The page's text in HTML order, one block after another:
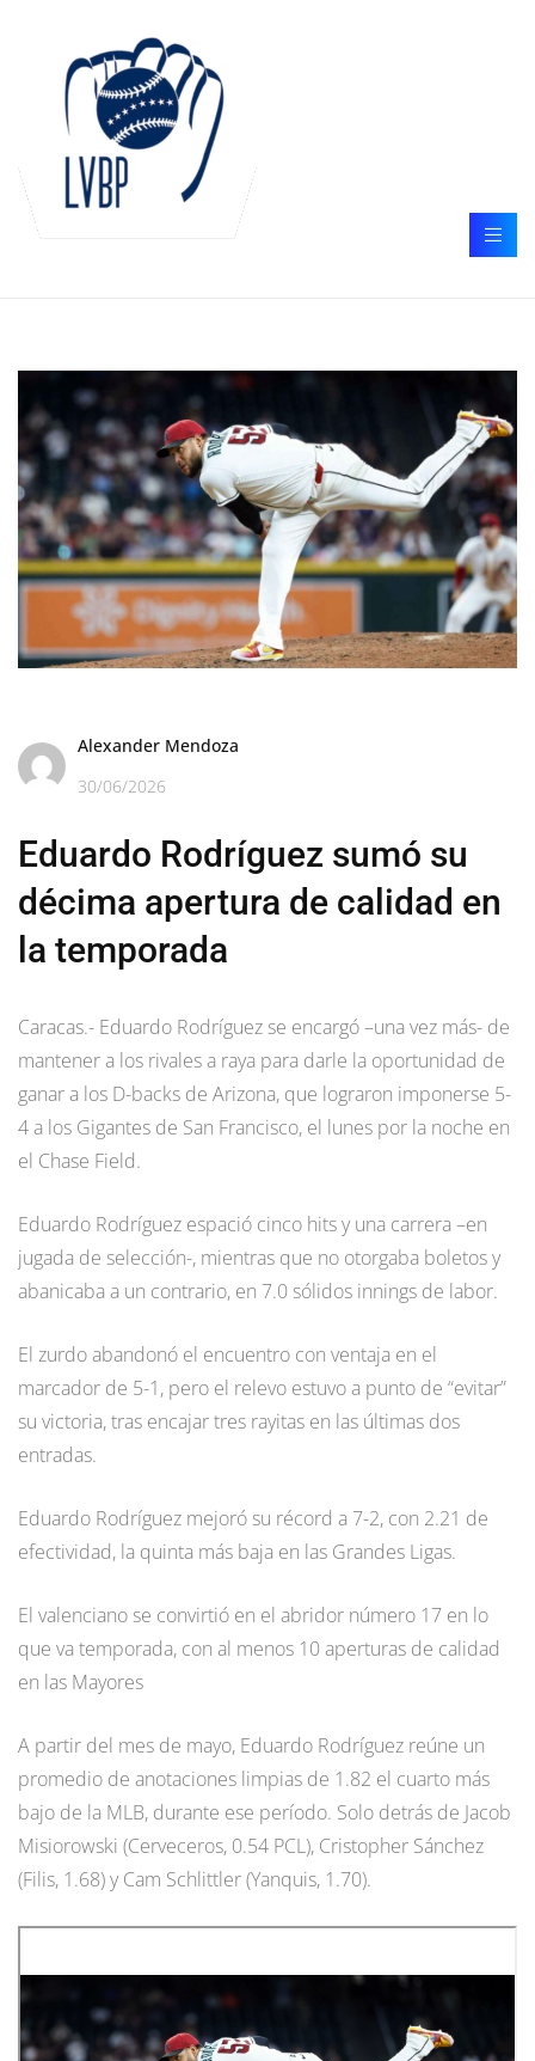
Alexander Mendoza
30/06/2026
Eduardo Rodríguez sumó su
décima apertura de calidad en
la temporada
Caracas.- Eduardo Rodríguez se encargó –una vez más- de
mantener a los rivales a raya para darle la oportunidad de
ganar a los D-backs de Arizona, que lograron imponerse 5-
4 a los Gigantes de San Francisco, el lunes por la noche en
el Chase Field.
Eduardo Rodríguez espació cinco hits y una carrera –en
jugada de selección-, mientras que no otorgaba boletos y
abanicaba a un contrario, en 7.0 sólidos innings de labor.
El zurdo abandonó el encuentro con ventaja en el
marcador de 5-1, pero el relevo estuvo a punto de “evitar”
su victoria, tras encajar tres rayitas en las últimas dos
entradas.
Eduardo Rodríguez mejoró su récord a 7-2, con 2.21 de
efectividad, la quinta más baja en las Grandes Ligas.
El valenciano se convirtió en el abridor número 17 en lo
que va temporada, con al menos 10 aperturas de calidad
en las Mayores
A partir del mes de mayo, Eduardo Rodríguez reúne un
promedio de anotaciones limpias de 1.82 el cuarto más
bajo de la MLB, durante ese período. Solo detrás de Jacob
Misiorowski (Cerveceros, 0.54 PCL), Cristopher Sánchez
(Filis, 1.68) y Cam Schlittler (Yanquis, 1.70).